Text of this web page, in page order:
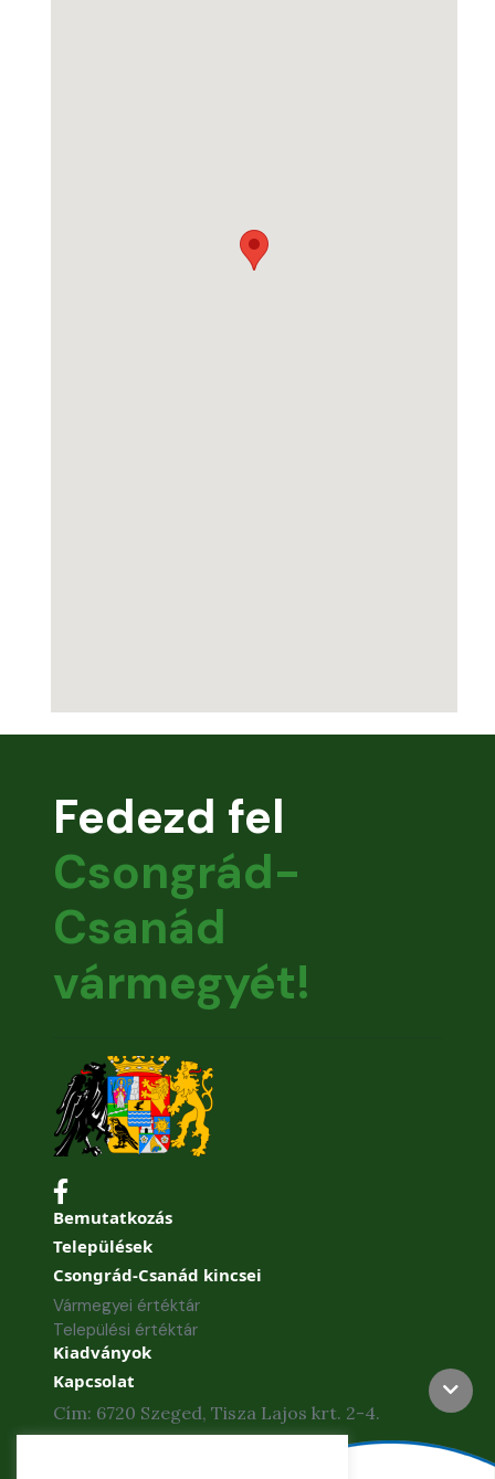
Fedezd fel
Csongrád-
Csanád
vármegyét!
Bemutatkozás
Települések
Csongrád-Csanád kincsei
Vármegyei értéktár
Települési értéktár
Kiadványok
Kapcsolat
Cím: 6720 Szeged, Tisza Lajos krt. 2-4.